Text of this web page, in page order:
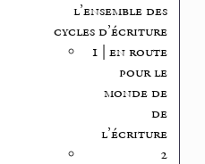
l’ensemble des
cycles d’écriture
1 | en route
pour le
monde de
de
l’écriture
2